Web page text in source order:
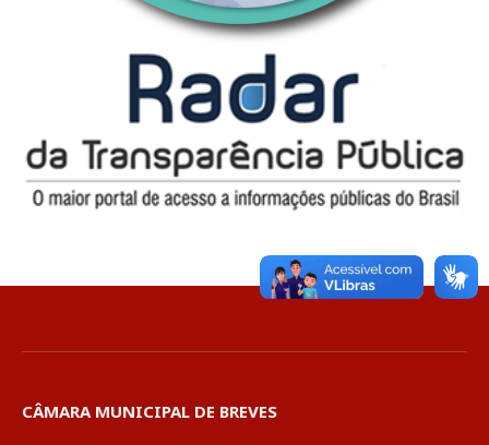
CÂMARA MUNICIPAL DE BREVES